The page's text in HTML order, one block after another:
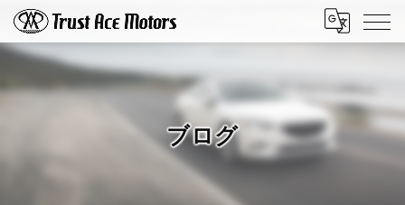
ブログ